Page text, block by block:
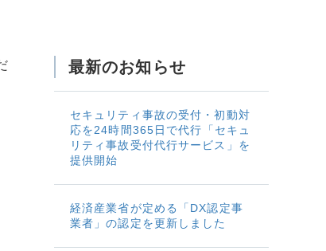
最新のお知らせ
セキュリティ事故の受付・初動対
応を24時間365日で代行「セキュ
リティ事故受付代行サービス」を
提供開始
経済産業省が定める「DX認定事
業者」の認定を更新しました